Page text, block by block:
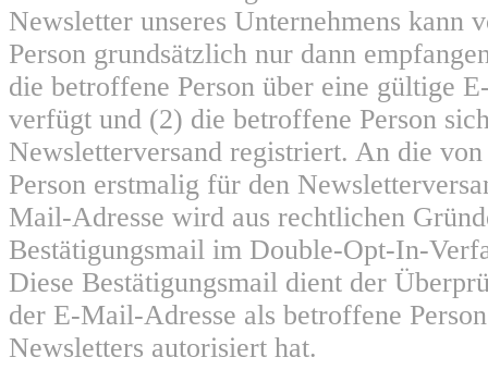
Newsletter unseres Unternehmens kann
Person grundsätzlich nur dann
die betroffene Person über eine gültige
verfügt und (2) die betroffene Person
Newsletterversand registriert. An die
Person erstmalig für den
Mail-Adresse wird aus rechtlichen
Bestätigungsmail im Double-Opt-In-
Diese Bestätigungsmail dient der
der E-Mail-Adresse als betroffene
Newsletters autorisiert hat.